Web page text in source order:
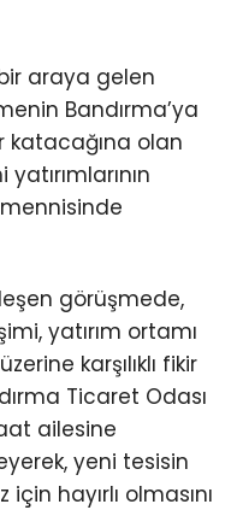
araya gelen
Bandırma’ya
katacağına olan
görüşmede,
yatırım ortamı
karşılıklı fikir
Ticaret Odası
ailesine
yeni tesisin
hayırlı olmasını